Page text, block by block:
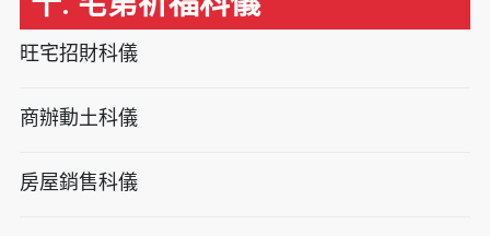
旺宅招財科儀
商辦動土科儀
房屋銷售科儀